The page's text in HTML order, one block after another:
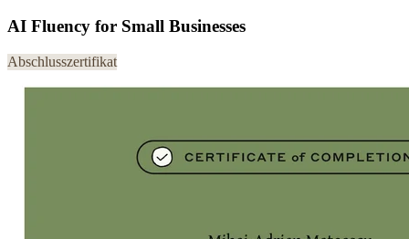
AI Fluency for Small Businesses
Abschlusszertifikat